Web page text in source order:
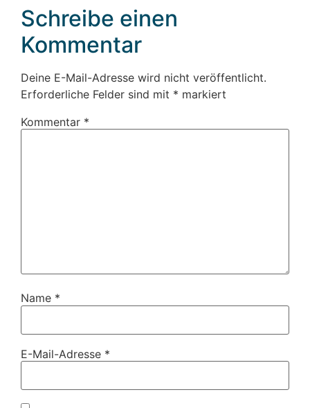
Schreibe einen
Kommentar
Deine E-Mail-Adresse wird nicht veröffentlicht.
Erforderliche Felder sind mit * markiert
Kommentar *
Name *
E-Mail-Adresse *